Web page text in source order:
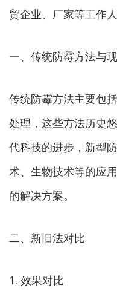
贸企业、厂家等工作
一、传统防霉方法与
传统防霉方法主要包
处理，这些方法历史
代科技的进步，新型
术、生物技术等的应
的解决方案。
二、新旧法对比
1. 效果对比